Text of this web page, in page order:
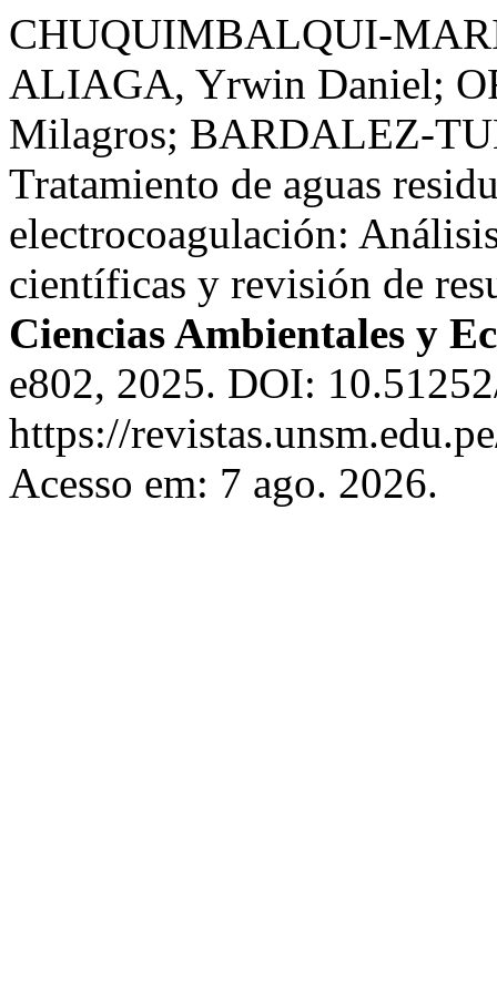
CHUQUIMBALQUI-
ALIAGA, Yrwin Daniel;
Milagros; BARDALEZ-
Tratamiento de aguas
electrocoagulación:
científicas y revisión de
Ciencias Ambientales y
e802, 2025. DOI:
https://
Acesso em: 7 ago. 2026.